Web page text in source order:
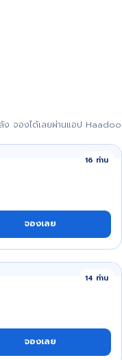
จองได้เลยผ่านแอป Haadoo
16 ท่าน
จองเลย
14 ท่าน
จองเลย